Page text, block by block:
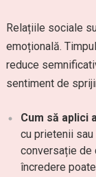
Relațiile sociale
emoțională.
reduce
sentiment de
Cum să aplici
cu prietenii sau
conversație de
încredere